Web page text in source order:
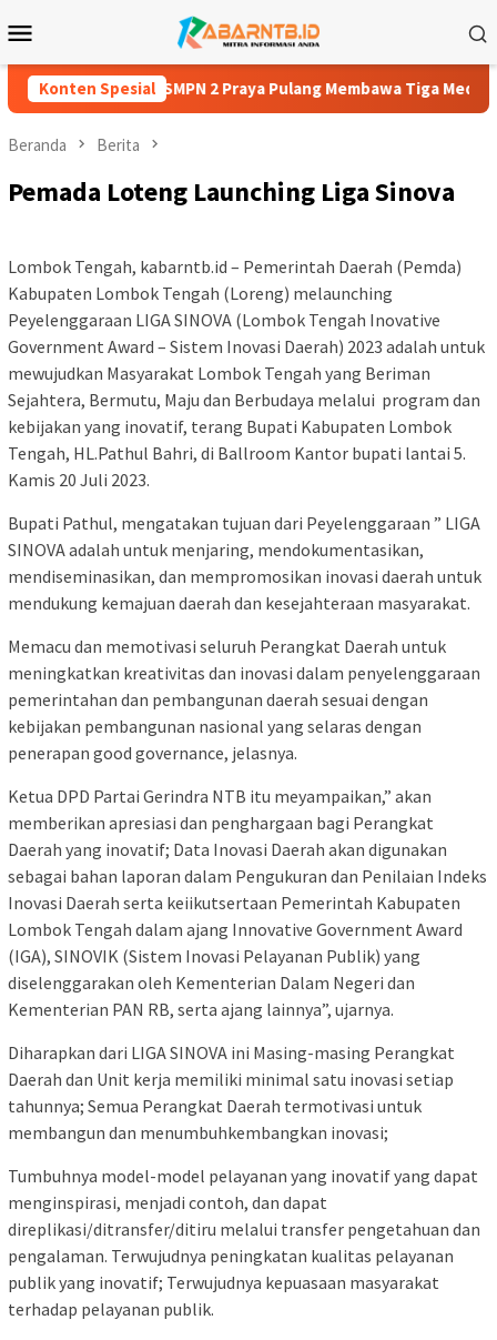
ke
Mobile
Konten Spesial
Tiga Atlet SMPN 2 Praya Pulang Membawa Tiga Medali
Beranda Berita
Pemada Loteng Launching Liga Sinova
Lombok Tengah, kabarntb.id – Pemerintah Daerah (Pemda)
Kabupaten Lombok Tengah (Loreng) melaunching
Peyelenggaraan LIGA SINOVA (Lombok Tengah Inovative
Government Award – Sistem Inovasi Daerah) 2023 adalah untuk
mewujudkan Masyarakat Lombok Tengah yang Beriman
Sejahtera, Bermutu, Maju dan Berbudaya melalui program dan
kebijakan yang inovatif, terang Bupati Kabupaten Lombok
Tengah, HL.Pathul Bahri, di Ballroom Kantor bupati lantai 5.
Kamis 20 Juli 2023.
Bupati Pathul, mengatakan tujuan dari Peyelenggaraan ” LIGA
SINOVA adalah untuk menjaring, mendokumentasikan,
mendiseminasikan, dan mempromosikan inovasi daerah untuk
mendukung kemajuan daerah dan kesejahteraan masyarakat.
Memacu dan memotivasi seluruh Perangkat Daerah untuk
meningkatkan kreativitas dan inovasi dalam penyelenggaraan
pemerintahan dan pembangunan daerah sesuai dengan
kebijakan pembangunan nasional yang selaras dengan
penerapan good governance, jelasnya.
Ketua DPD Partai Gerindra NTB itu meyampaikan,” akan
memberikan apresiasi dan penghargaan bagi Perangkat
Daerah yang inovatif; Data Inovasi Daerah akan digunakan
sebagai bahan laporan dalam Pengukuran dan Penilaian Indeks
Inovasi Daerah serta keiikutsertaan Pemerintah Kabupaten
Lombok Tengah dalam ajang Innovative Government Award
(IGA), SINOVIK (Sistem Inovasi Pelayanan Publik) yang
diselenggarakan oleh Kementerian Dalam Negeri dan
Kementerian PAN RB, serta ajang lainnya”, ujarnya.
Diharapkan dari LIGA SINOVA ini Masing-masing Perangkat
Daerah dan Unit kerja memiliki minimal satu inovasi setiap
tahunnya; Semua Perangkat Daerah termotivasi untuk
membangun dan menumbuhkembangkan inovasi;
Tumbuhnya model-model pelayanan yang inovatif yang dapat
menginspirasi, menjadi contoh, dan dapat
direplikasi/ditransfer/ditiru melalui transfer pengetahuan dan
pengalaman. Terwujudnya peningkatan kualitas pelayanan
publik yang inovatif; Terwujudnya kepuasaan masyarakat
terhadap pelayanan publik.